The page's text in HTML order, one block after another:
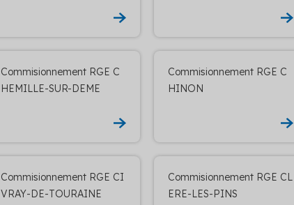
Commisionnement RGE C
HEMILLE-SUR-DEME
Commisionnement RGE C
HINON
Commisionnement RGE CI
VRAY-DE-TOURAINE
Commisionnement RGE CL
ERE-LES-PINS